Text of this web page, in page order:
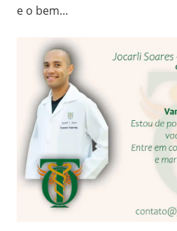
e o bem…